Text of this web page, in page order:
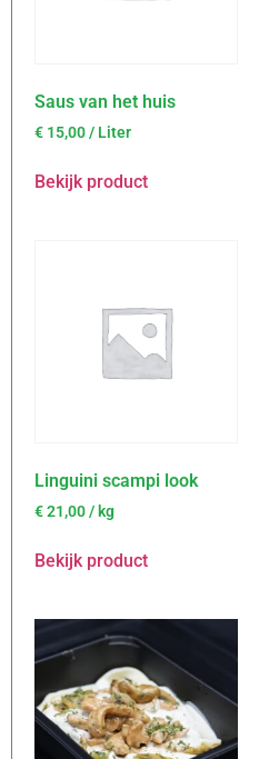
Saus van het huis
€ 15,00/ Liter
Bekijk product
Linguini scampi look
€21,00/ kg
Bekijk product